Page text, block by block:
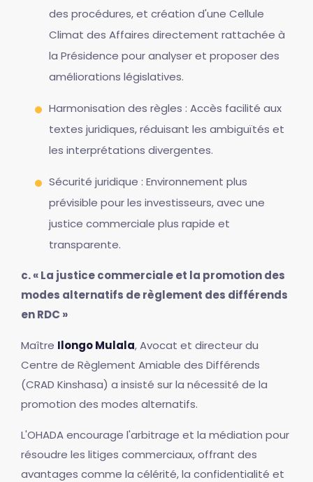
des procédures, et création d'une Cellule
Climat des Affaires directement rattachée à
la Présidence pour analyser et proposer des
améliorations législatives.
Harmonisation des règles : Accès facilité aux
textes juridiques, réduisant les ambiguïtés et
les interprétations divergentes.
Sécurité juridique : Environnement plus
prévisible pour les investisseurs, avec une
justice commerciale plus rapide et
transparente.
c. « La justice commerciale et la promotion des
modes alternatifs de règlement des différends
en RDC »
Maître Ilongo Mulala, Avocat et directeur du
Centre de Règlement Amiable des Différends
(CRAD Kinshasa) a insisté sur la nécessité de la
promotion des modes alternatifs.
L'OHADA encourage l'arbitrage et la médiation pour
résoudre les litiges commerciaux, offrant des
avantages comme la célérité, la confidentialité et